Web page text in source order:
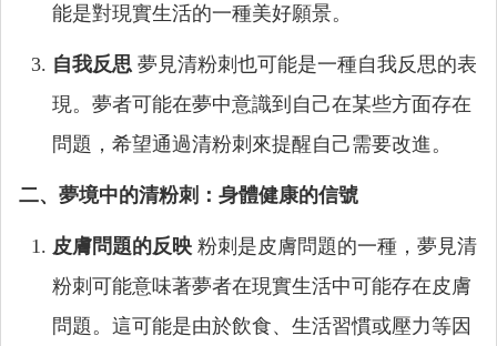
能是對現實生活的一種美好願景。
自我反思 夢見清粉刺也可能是一種自我反思的表
現。夢者可能在夢中意識到自己在某些方面存在
問題，希望通過清粉刺來提醒自己需要改進。
二、夢境中的清粉刺：身體健康的信號
皮膚問題的反映 粉刺是皮膚問題的一種，夢見清
粉刺可能意味著夢者在現實生活中可能存在皮膚
問題。這可能是由於飲食、生活習慣或壓力等因